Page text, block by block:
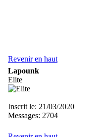
Revenir en haut
Lapounk
Elite
Inscrit le: 21/03/2020
Messages: 2704